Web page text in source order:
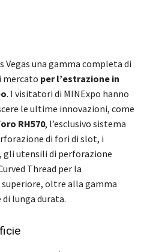
Vegas una gamma completa di
mercato per l’estrazione in
. I visitatori di MINExpo hanno
le ultime innovazioni, come
RH570, l’esclusivo sistema
di fori di slot, i
gli utensili di perforazione
Thread per la
oltre alla gamma
lunga durata.